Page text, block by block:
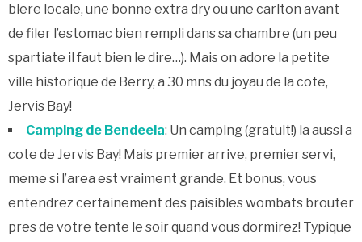
biere locale, une bonne extra dry ou une carlton avant
de filer l’estomac bien rempli dans sa chambre (un peu
spartiate il faut bien le dire…). Mais on adore la petite
ville historique de Berry, a 30 mns du joyau de la cote,
Jervis Bay!
Camping de Bendeela: Un camping (gratuit!) la aussi a
cote de Jervis Bay! Mais premier arrive, premier servi,
meme si l’area est vraiment grande. Et bonus, vous
entendrez certainement des paisibles wombats brouter
pres de votre tente le soir quand vous dormirez! Typique